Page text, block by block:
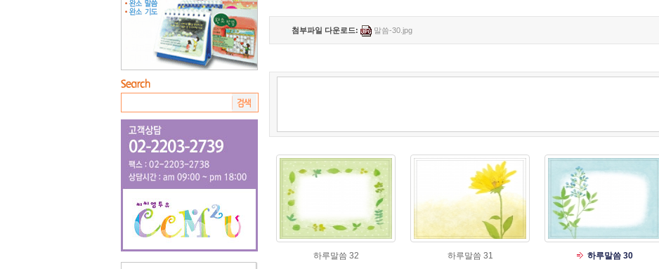
첨부파일 다운로드: 말씀-30.jpg
하루말씀 32 하루말씀 31 하루말씀 30